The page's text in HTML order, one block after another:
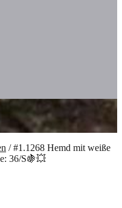
/#1.1268 Hemd mit weiße
36/S🍇💥